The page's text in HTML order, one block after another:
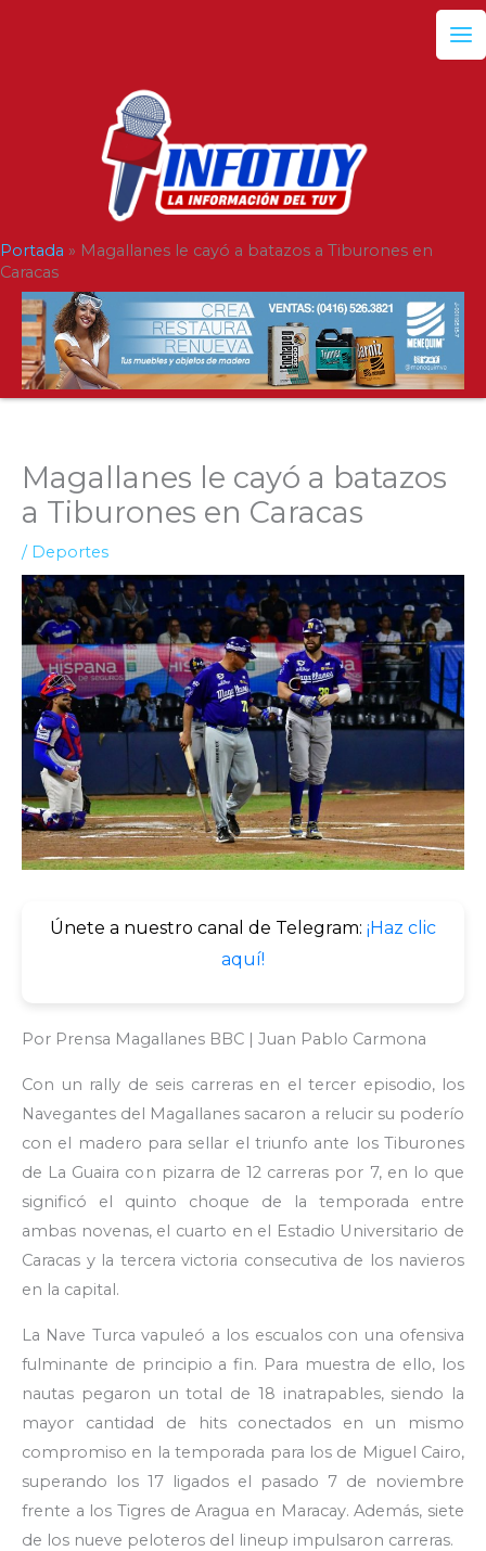
Portada » Magallanes le cayó a batazos a Tiburones en
Caracas
Magallanes le cayó a batazos
a Tiburones en Caracas
/ Deportes
Únete a nuestro canal de Telegram: ¡Haz clic
aquí!
Por Prensa Magallanes BBC | Juan Pablo Carmona
Con un rally de seis carreras en el tercer episodio, los
Navegantes del Magallanes sacaron a relucir su poderío
con el madero para sellar el triunfo ante los Tiburones
de La Guaira con pizarra de 12 carreras por 7, en lo que
significó el quinto choque de la temporada entre
ambas novenas, el cuarto en el Estadio Universitario de
Caracas y la tercera victoria consecutiva de los navieros
en la capital.
La Nave Turca vapuleó a los escualos con una ofensiva
fulminante de principio a fin. Para muestra de ello, los
nautas pegaron un total de 18 inatrapables, siendo la
mayor cantidad de hits conectados en un mismo
compromiso en la temporada para los de Miguel Cairo,
superando los 17 ligados el pasado 7 de noviembre
frente a los Tigres de Aragua en Maracay. Además, siete
de los nueve peloteros del lineup impulsaron carreras.